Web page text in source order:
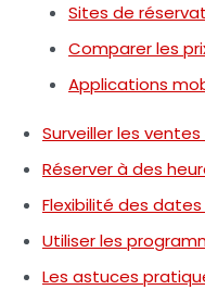
Sites de
Comparer les
Applications
Surveiller les
Réserver à des
Flexibilité des
Utiliser les
Les astuces